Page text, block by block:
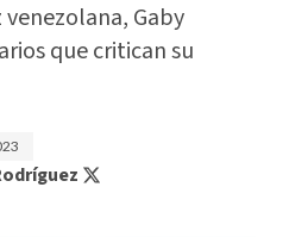
Gaby
que critican su